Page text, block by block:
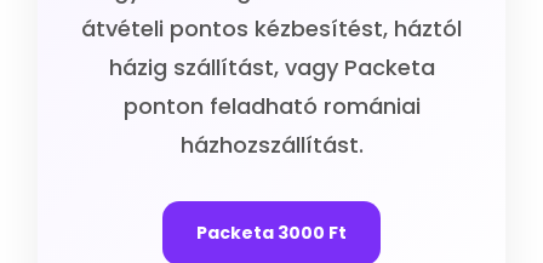
átvételi pontos kézbesítést, háztól
házig szállítást, vagy Packeta
ponton feladható romániai
házhozszállítást.
Packeta 3000 Ft